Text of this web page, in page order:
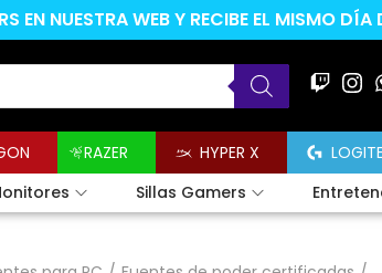
EN NUESTRA WEB Y RECIBE EL MISMO
RAZER HYPER X
Sillas Gamers